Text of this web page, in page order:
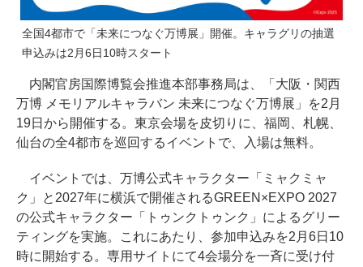
全国4都市で「未来につなぐ万博展」開催。キャラグリの抽選
申込みは2月6日10時スタート
内閣官房国際博覧会推進本部事務局は、「大阪・関西
万博 メモリアルキャラバン 未来につなぐ万博展」を2月
19日から開催する。東京会場を皮切りに、福岡、札幌、
仙台の全4都市を巡回するイベントで、入場は無料。
イベントでは、万博公式キャラクター「ミャクミャ
ク」と2027年に横浜で開催されるGREEN×EXPO 2027
の公式キャラクター「トゥンクトゥンク」によるグリー
ティングを実施。これにあたり、参加申込みを2月6日10
時に開始する。専用サイトにて4会場分を一斉に受け付